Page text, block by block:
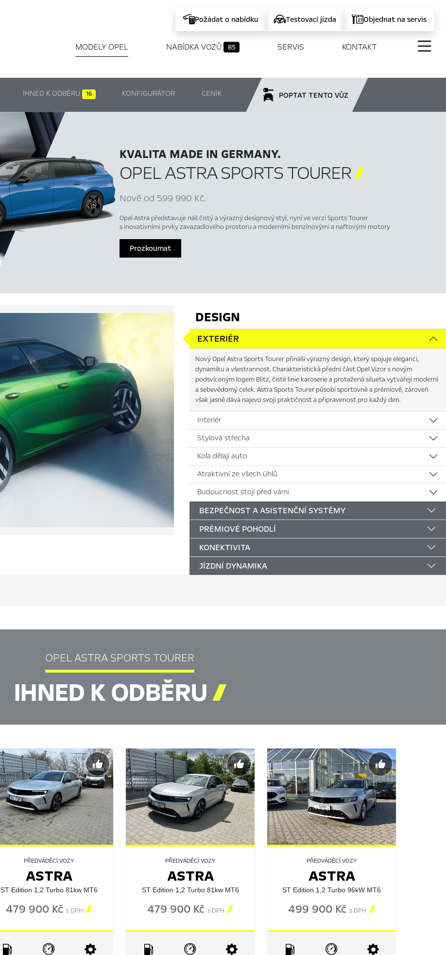
Požádat o nabídku Testovací jízda Objednat na servis
MODELY OPEL NABÍDKA VOZŮ 85 SERVIS KONTAKT
IHNED K ODBĚRU 16 KONFIGURÁTOR CENÍK POPTAT TENTO VŮZ
KVALITA MADE IN GERMANY.
OPEL ASTRA SPORTS TOURER
Nově od 599 990 Kč.
Opel Astra představuje náš čistý a výrazný designový styl, nyní ve verzi Sports Tourer
s inovativními prvky zavazadlového prostoru a moderními benzínovými a naftovými motory.
Prozkoumat
DESIGN
EXTERIÉR
Nový Opel Astra Sports Tourer přináší výrazný design, který spojuje eleganci,
dynamiku a všestrannost. Charakteristická přední část Opel Vizor s novým
podsvíceným logem Blitz, čisté linie karoserie a protažená silueta vytvářejí moderní
a sebevědomý celek. Astra Sports Tourer působí sportovně a prémiově, zároveň
však jasně dává najevo svoji praktičnost a připravenost pro každý den.
Interiér
Stylová střecha
Kola dělají auto
Atraktivní ze všech úhlů
Budoucnost stojí před vámi
BEZPEČNOST A ASISTENČNÍ SYSTÉMY
PRÉMIOVÉ POHODLÍ
KONEKTIVITA
JÍZDNÍ DYNAMIKA
OPEL ASTRA SPORTS TOURER
IHNED K ODBĚRU
PŘEDVÁDĚCÍ VOZY
ASTRA
ST Edition 1,2 Turbo 81kw MT6
479 900 Kč s DPH 
PŘEDVÁDĚCÍ VOZY
ASTRA
ST Edition 1,2 Turbo 81kw MT6
479 900 Kč s DPH 
PŘEDVÁDĚCÍ VOZY
ASTRA
ST Edition 1,2 Turbo 96kW MT6
499 900 Kč s DPH 